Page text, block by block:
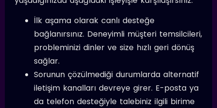
İlk aşama olarak canlı desteğe
bağlanırsınız. Deneyimli müşteri temsilcileri,
probleminizi dinler ve size hızlı geri dönüş
sağlar.
Sorunun çözülmediği durumlarda alternatif
iletişim kanalları devreye girer. E-posta ya
da telefon desteğiyle talebiniz ilgili birime